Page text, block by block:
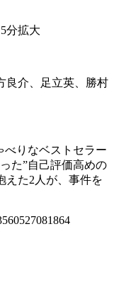
分拡大
良介、足立英、勝村
べりなベストセラー
た”自己評価高めの
えた2人が、事件を